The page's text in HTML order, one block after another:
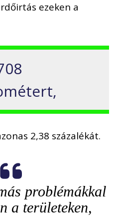
ezeken a
2,38 százalékát.
problémákkal
a területeken,